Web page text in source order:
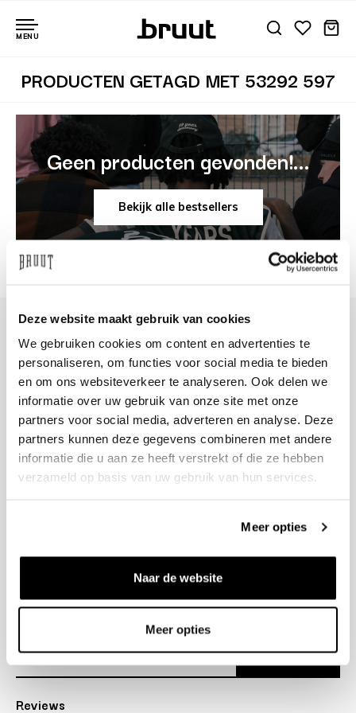
Deze website maakt gebruik van cookies
We gebruiken cookies om content en advertenties te
personaliseren, om functies voor social media te bieden
en om ons websiteverkeer te analyseren. Ook delen we
informatie over uw gebruik van onze site met onze
partners voor social media, adverteren en analyse. Deze
partners kunnen deze gegevens combineren met andere
informatie die u aan ze heeft verstrekt of die ze hebben
verzameld op basis van uw gebruik van hun services.
Meer opties
Naar de website
Meer opties
MENU
PRODUCTEN GETAGD MET 53292 597
Geen producten gevonden!...
Bekijk alle bestsellers
+31 23 205 2006
info@bruut.nl
Contact Formulier
Open tot 21:00
OPENINGSTIJDEN
Over ons
Reviews